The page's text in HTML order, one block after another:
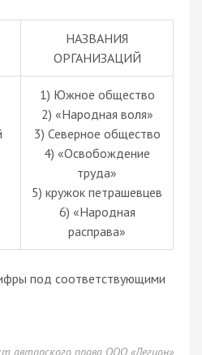
НАЗВАНИЯ
ОРГАНИЗАЦИЙ
1) Южное общество
2) «Народная воля»
3) Северное общество
4) «Освобождение
труда»
5) кружок петрашевцев
6) «Народная
расправа»
под соответствующими
авторского права ООО «Легион»